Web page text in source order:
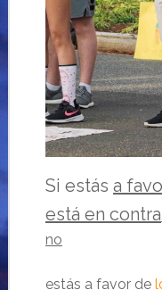
Si estás a
está en contra
no
estás a favor de